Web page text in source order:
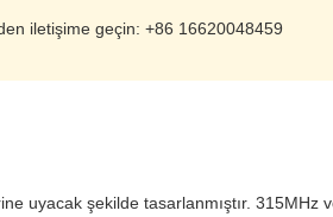
iletişime geçin: +86 16620048459
uyacak şekilde tasarlanmıştır. 315MHz